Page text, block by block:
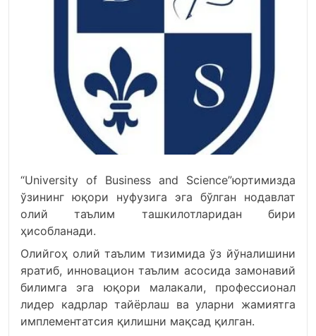
“University of Business and Science”юртимизда
ўзининг юқори нуфузига эга бўлган нодавлат
олий таълим ташкилотларидан бири
ҳисобланади.
Олийгоҳ олий таълим тизимида ўз йўналишини
яратиб, инновацион таълим асосида замонавий
билимга эга юқори малакали, профессионал
лидер кадрлар тайёрлаш ва уларни жамиятга
имплементатсия қилишни мақсад қилган.